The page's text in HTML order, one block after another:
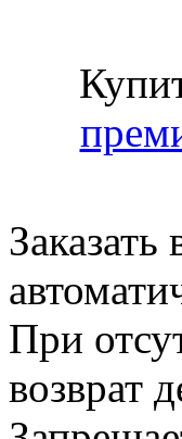
При
возврат